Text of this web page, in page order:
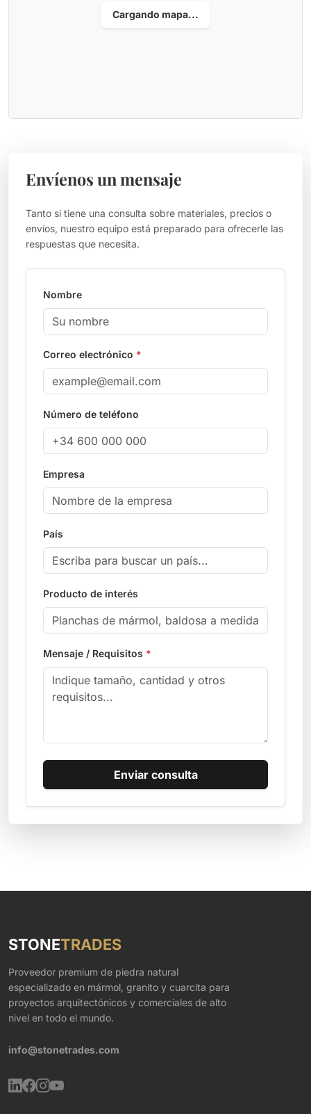
Cargando mapa...
Envíenos un mensaje
Tanto si tiene una consulta sobre materiales, precios o
envíos, nuestro equipo está preparado para ofrecerle las
respuestas que necesita.
Nombre
Correo electrónico *
Número de teléfono
Empresa
País
Producto de interés
Mensaje / Requisitos *
Enviar consulta
STONETRADES
Proveedor premium de piedra natural
especializado en mármol, granito y cuarcita para
proyectos arquitectónicos y comerciales de alto
nivel en todo el mundo.
info@stonetrades.com